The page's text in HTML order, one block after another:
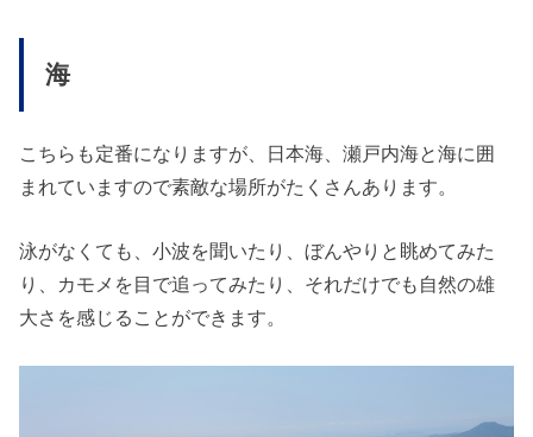
海
こちらも定番になりますが、日本海、瀬戸内海と海に囲
まれていますので素敵な場所がたくさんあります。
泳がなくても、小波を聞いたり、ぼんやりと眺めてみた
り、カモメを目で追ってみたり、それだけでも自然の雄
大さを感じることができます。